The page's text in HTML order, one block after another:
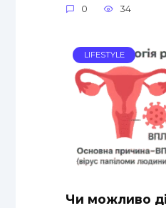
0 34
LIFESTYLE
Чи можливо